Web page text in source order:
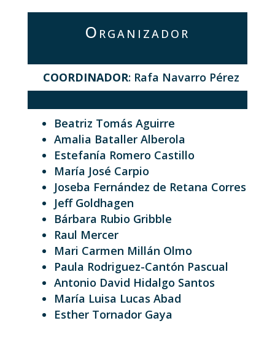
Organizador
COORDINADOR: Rafa Navarro Pérez
Beatriz Tomás Aguirre
Amalia Bataller Alberola
Estefanía Romero Castillo
María José Carpio
Joseba Fernández de Retana Corres
Jeff Goldhagen
Bárbara Rubio Gribble
Raul Mercer
Mari Carmen Millán Olmo
Paula Rodriguez-Cantón Pascual
Antonio David Hidalgo Santos
María Luisa Lucas Abad
Esther Tornador Gaya